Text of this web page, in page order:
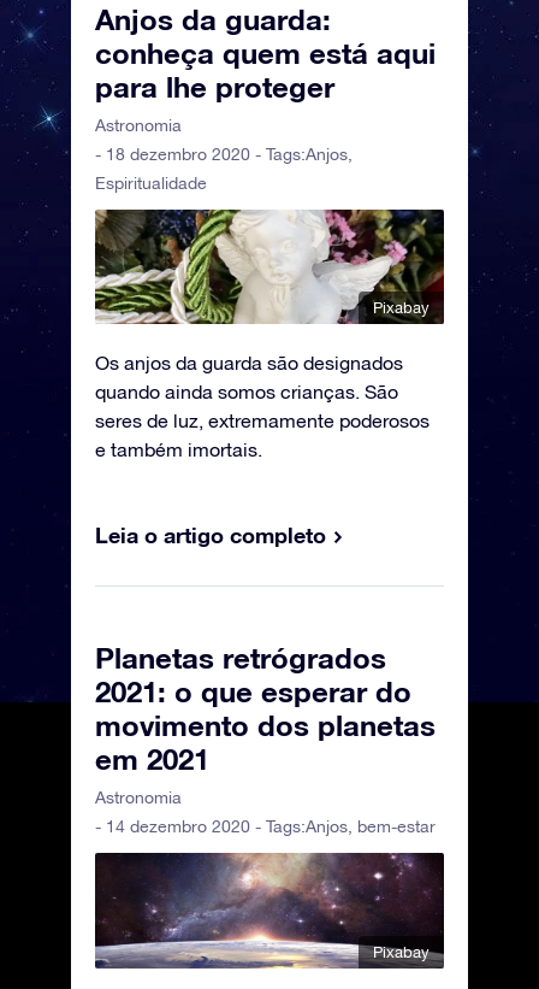
Anjos da guarda:
conheça quem está aqui
para lhe proteger
Astronomia
- 18 dezembro 2020 - Tags:Anjos
Espiritualidade
Pixabay
Os anjos da guarda são designados
quando ainda somos crianças. São
seres de luz, extremamente poderosos
e também imortais.
Leia o artigo completo
Planetas retrógrados
2021: o que esperar do
movimento dos planetas
em 2021
Astronomia
- 14 dezembro 2020 - Tags:Anjos, bem-estar
Pixabay